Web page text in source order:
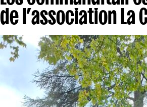
de l’association La